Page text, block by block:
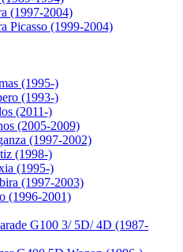
(1997-2004)
Picasso (1999-2004)
(1995-)
(1993-)
(2011-)
(2005-2009)
(1997-2002)
(1998-)
(1995-)
(1997-2003)
(1996-2001)
G100 3/ 5D/ 4D (1987-